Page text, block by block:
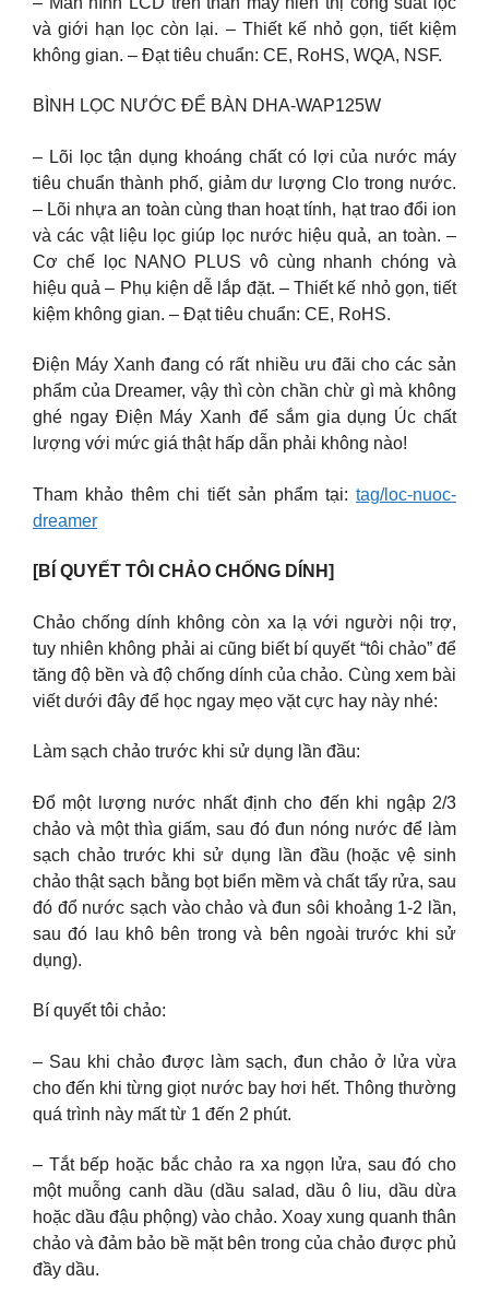
và giới hạn lọc còn lại. – Thiết kế nhỏ gọn, tiết kiệm
không gian. – Đạt tiêu chuẩn: CE, RoHS, WQA, NSF.
BÌNH LỌC NƯỚC ĐỂ BÀN DHA-WAP125W
– Lõi lọc tận dụng khoáng chất có lợi của nước máy
tiêu chuẩn thành phố, giảm dư lượng Clo trong nước.
– Lõi nhựa an toàn cùng than hoạt tính, hạt trao đổi ion
và các vật liệu lọc giúp lọc nước hiệu quả, an toàn. –
Cơ chế lọc NANO PLUS vô cùng nhanh chóng và
hiệu quả – Phụ kiện dễ lắp đặt. – Thiết kế nhỏ gọn, tiết
kiệm không gian. – Đạt tiêu chuẩn: CE, RoHS.
Điện Máy Xanh đang có rất nhiều ưu đãi cho các sản
phẩm của Dreamer, vậy thì còn chần chừ gì mà không
ghé ngay Điện Máy Xanh để sắm gia dụng Úc chất
lượng với mức giá thật hấp dẫn phải không nào!
Tham khảo thêm chi tiết sản phẩm tại: tag/loc-nuoc-
dreamer
[BÍ QUYẾT TÔI CHẢO CHỐNG DÍNH]
Chảo chống dính không còn xa lạ với người nội trợ,
tuy nhiên không phải ai cũng biết bí quyết “tôi chảo” để
tăng độ bền và độ chống dính của chảo. Cùng xem bài
viết dưới đây để học ngay mẹo vặt cực hay này nhé:
Làm sạch chảo trước khi sử dụng lần đầu:
Đổ một lượng nước nhất định cho đến khi ngập 2/3
chảo và một thìa giấm, sau đó đun nóng nước để làm
sạch chảo trước khi sử dụng lần đầu (hoặc vệ sinh
chảo thật sạch bằng bọt biển mềm và chất tẩy rửa, sau
đó đổ nước sạch vào chảo và đun sôi khoảng 1-2 lần,
sau đó lau khô bên trong và bên ngoài trước khi sử
dụng).
Bí quyết tôi chảo:
– Sau khi chảo được làm sạch, đun chảo ở lửa vừa
cho đến khi từng giọt nước bay hơi hết. Thông thường
quá trình này mất từ ​​1 đến 2 phút.
– Tắt bếp hoặc bắc chảo ra xa ngọn lửa, sau đó cho
một muỗng canh dầu (dầu salad, dầu ô liu, dầu dừa
hoặc dầu đậu phộng) vào chảo. Xoay xung quanh thân
chảo và đảm bảo bề mặt bên trong của chảo được phủ
đầy dầu.